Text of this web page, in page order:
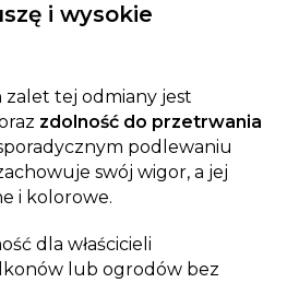
i wysokie
zalet tej odmiany jest
zdolność do przetrwania
podlewaniu
swój wigor, a jej
i kolorowe.
dla właścicieli
lub ogrodów bez